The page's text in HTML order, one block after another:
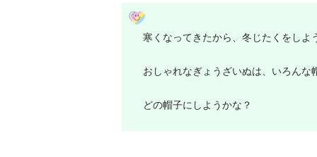
寒くなってきたから、冬じたくをしよ
おしゃれなぎょうざいぬは、いろんな
どの帽子にしようかな？